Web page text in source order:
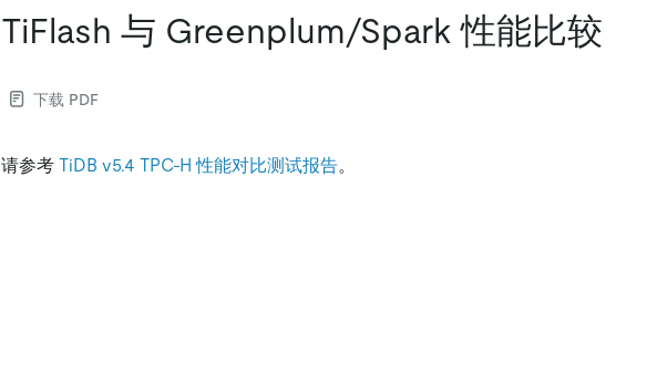
TiFlash 与 Greenplum/Spark 性能比较
下载 PDF
请参考 TiDB v5.4 TPC-H 性能对比测试报告。